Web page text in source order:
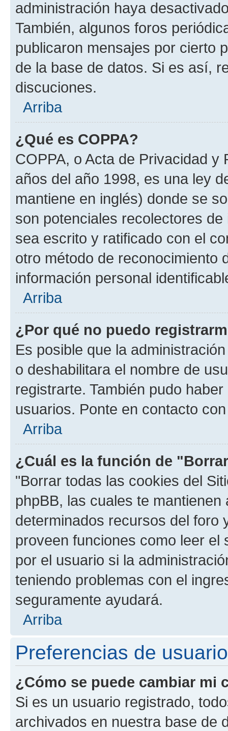
administración haya
También, algunos foros
publicaron mensajes por cierto
de la base de datos. Si es así,
discuciones.
Arriba
¿Qué es COPPA?
COPPA, o Acta de Privacidad
años del año 1998, es una ley
mantiene en inglés) donde se
son potenciales recolectores
sea escrito y ratificado con el
otro método de reconocimiento
información personal
Arriba
¿Por qué no puedo
Es posible que la
o deshabilitara el nombre de
registrarte. También pudo
usuarios. Ponte en contacto
Arriba
¿Cuál es la función de
"Borrar todas las cookies del
phpBB, las cuales te
determinados recursos del foro
proveen funciones como leer el
por el usuario si la
teniendo problemas con el
seguramente ayudará.
Arriba
Preferencias de
¿Cómo se puede cambiar mi
Si es un usuario registrado,
archivados en nuestra base de